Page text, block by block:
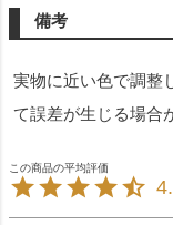
備考
実物に近い色で調整
て誤差が生じる場合